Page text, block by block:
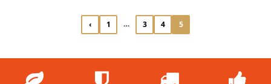
navigation
‹Go
to
Go
to
1 … Go
to
3 Go
to
4 Go
to
5